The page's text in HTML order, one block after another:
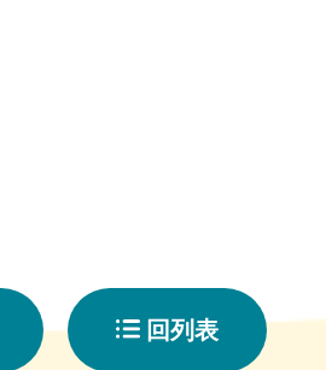
回列表